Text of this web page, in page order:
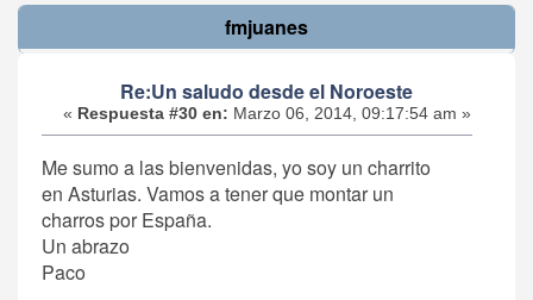
fmjuanes
Re:Un saludo desde el Noroeste
« Respuesta #30 en: Marzo 06, 2014, 09:17:54 am »
Me sumo a las bienvenidas, yo soy un charrito
en Asturias. Vamos a tener que montar un
charros por España.
Un abrazo
Paco